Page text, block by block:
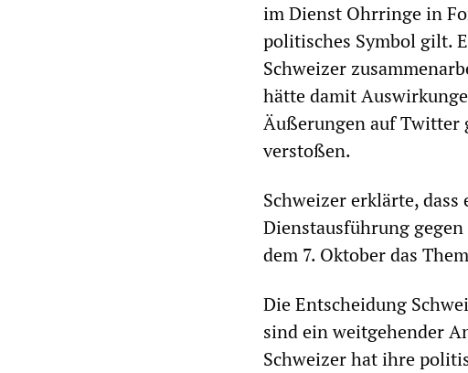
im Dienst Ohrringe in
politisches Symbol gilt.
Schweizer
hätte damit
Äußerungen auf Twitter
verstoßen.
Schweizer erklärte,
Dienstausführung
dem 7. Oktober das
Die Entscheidung
sind ein weitgehender
Schweizer hat ihre